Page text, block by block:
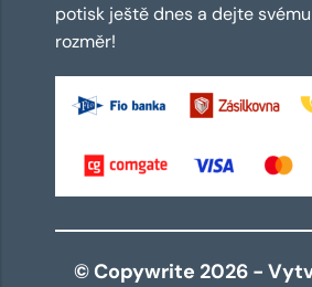
potisk ještě dnes a dejte
rozměr!
© Copywrite 2026 -